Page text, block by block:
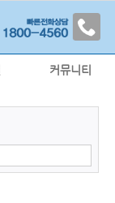
커뮤니티